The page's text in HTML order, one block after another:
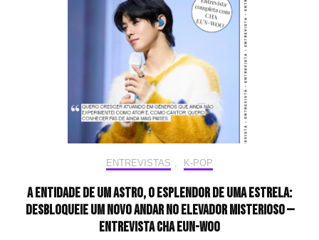
ENTREVISTAS , K-POP
A entidade de um astro, o esplendor de uma estrela:
desbloqueie um novo andar no elevador misterioso —
Entrevista CHA EUN-WOO